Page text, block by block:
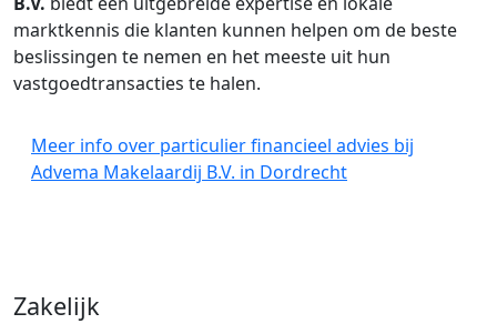
marktkennis die klanten kunnen helpen om de beste
beslissingen te nemen en het meeste uit hun
vastgoedtransacties te halen.
Meer info over particulier financieel advies bij
Advema Makelaardij B.V. in Dordrecht
Zakelijk